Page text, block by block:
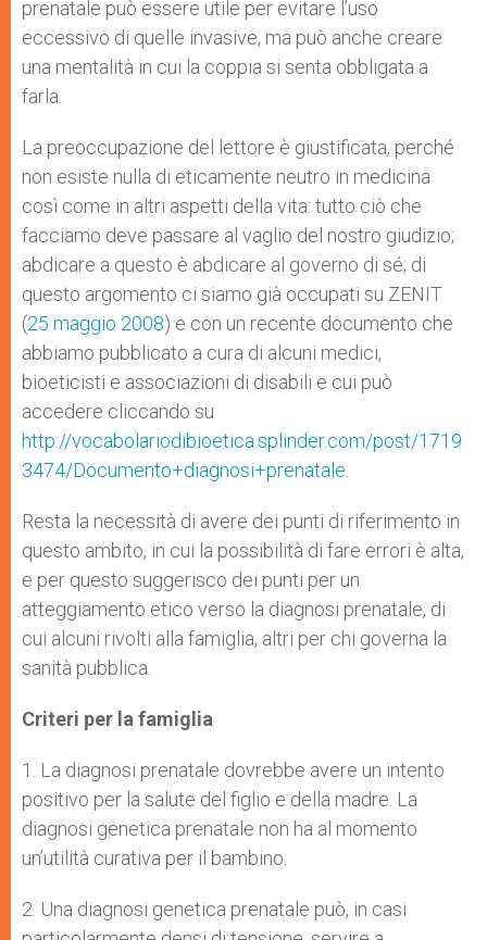
prenatale può essere utile per evitare l’uso
eccessivo di quelle invasive, ma può anche creare
una mentalità in cui la coppia si senta obbligata a
farla.
La preoccupazione del lettore è giustificata, perché
non esiste nulla di eticamente neutro in medicina
così come in altri aspetti della vita: tutto ciò che
facciamo deve passare al vaglio del nostro giudizio;
abdicare a questo è abdicare al governo di sé; di
questo argomento ci siamo già occupati su ZENIT
(25 maggio 2008) e con un recente documento che
abbiamo pubblicato a cura di alcuni medici,
bioeticisti e associazioni di disabili e cui può
accedere cliccando su
http://vocabolariodibioetica.splinder.com/post/1719
3474/Documento+diagnosi+prenatale
Resta la necessità di avere dei punti di riferimento in
questo ambito, in cui la possibilità di fare errori è alta,
e per questo suggerisco dei punti per un
atteggiamento etico verso la diagnosi prenatale, di
cui alcuni rivolti alla famiglia, altri per chi governa la
sanità pubblica.
Criteri per la famiglia
1. La diagnosi prenatale dovrebbe avere un intento
positivo per la salute del figlio e della madre. La
diagnosi genetica prenatale non ha al momento
un’utilità curativa per il bambino.
2. Una diagnosi genetica prenatale può, in casi